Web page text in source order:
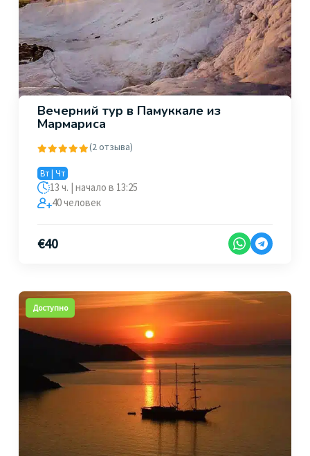
Вечерний тур в Памуккале из
Мармариса
(2 отзыва)
Вт | Чт
13 ч. | начало в 13:25
40 человек
€40
Доступно